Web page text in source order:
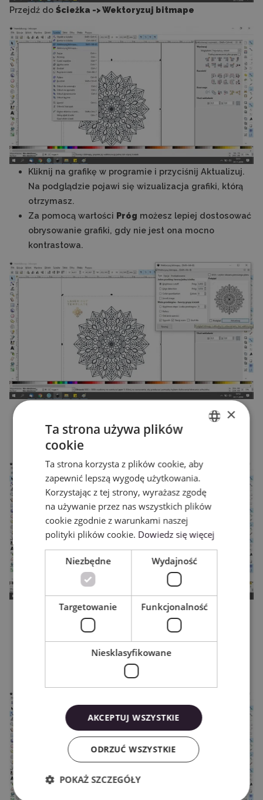
Przejdź do Ścieżka -> Wektoryzuj bitmape
Kliknij na grafikę w programie i przyciśnij Aktualizuj.
Na podglądzie pojawi się wizualizacja grafiki, którą
otrzymasz.
Za pomocą wartości Próg możesz lepiej dostosować
obrysowanie grafiki, gdy nie jest ona mocno
kontrastowa.
Na ekranie pojawi się druga kopia grafiki będąca
wektorem. Usuń oryginalny obrazek pozostawiając
jedynie nowo-powstałą grafikę.
Wejdź w edycję punktów (np dwukrotnie klikając na
obraz lub wybierając drugie od góry narzędzie w
zaznaczając je i przyciskając Delete. Możesz w pełni
zmieniać wygląd swojej grafiki.
POLISH
×
Ta strona używa plików
cookie
Ta strona korzysta z plików cookie, aby
zapewnić lepszą wygodę użytkowania.
Korzystając z tej strony, wyrażasz zgodę
na używanie przez nas wszystkich plików
cookie zgodnie z warunkami naszej
polityki plików cookie. Dowiedz się więcej
Niezbędne Wydajność
Targetowanie Funkcjonalność
Niesklasyfikowane
AKCEPTUJ WSZYSTKIE
ODRZUĆ WSZYSTKIE
POKAŻ SZCZEGÓŁY